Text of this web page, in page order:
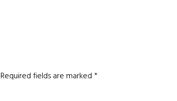
Required fields are marked*